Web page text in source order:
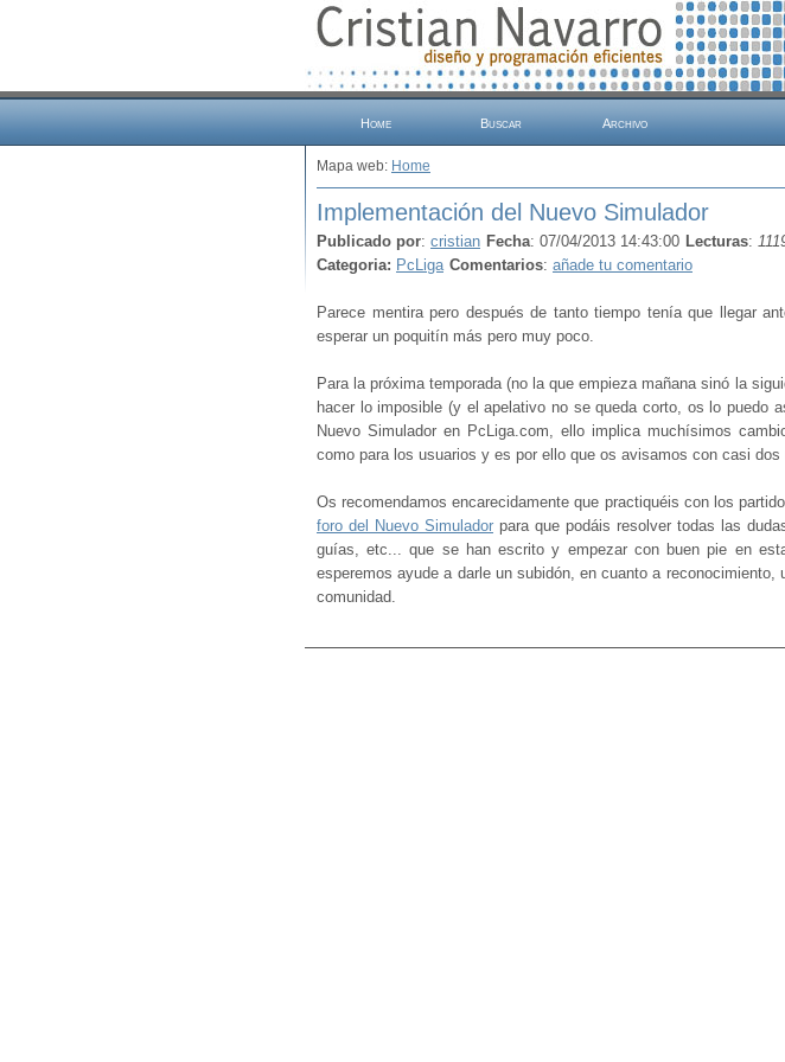
Home Buscar Archivo
Mapa web: Home
Implementación del Nuevo Simulador
Publicado por: cristian Fecha: 07/04/2013 14:43:00 Lecturas:
Categoria: PcLiga Comentarios: añade tu comentario
Parece mentira pero después de tanto tiempo tenía que llegar
esperar un poquitín más pero muy poco.
Para la próxima temporada (no la que empieza mañana sinó la
hacer lo imposible (y el apelativo no se queda corto, os lo puedo
Nuevo Simulador en PcLiga.com, ello implica muchísimos
como para los usuarios y es por ello que os avisamos con casi
Os recomendamos encarecidamente que practiquéis con los
foro del Nuevo Simulador para que podáis resolver todas las
guías, etc... que se han escrito y empezar con buen pie en
esperemos ayude a darle un subidón, en cuanto a
comunidad.